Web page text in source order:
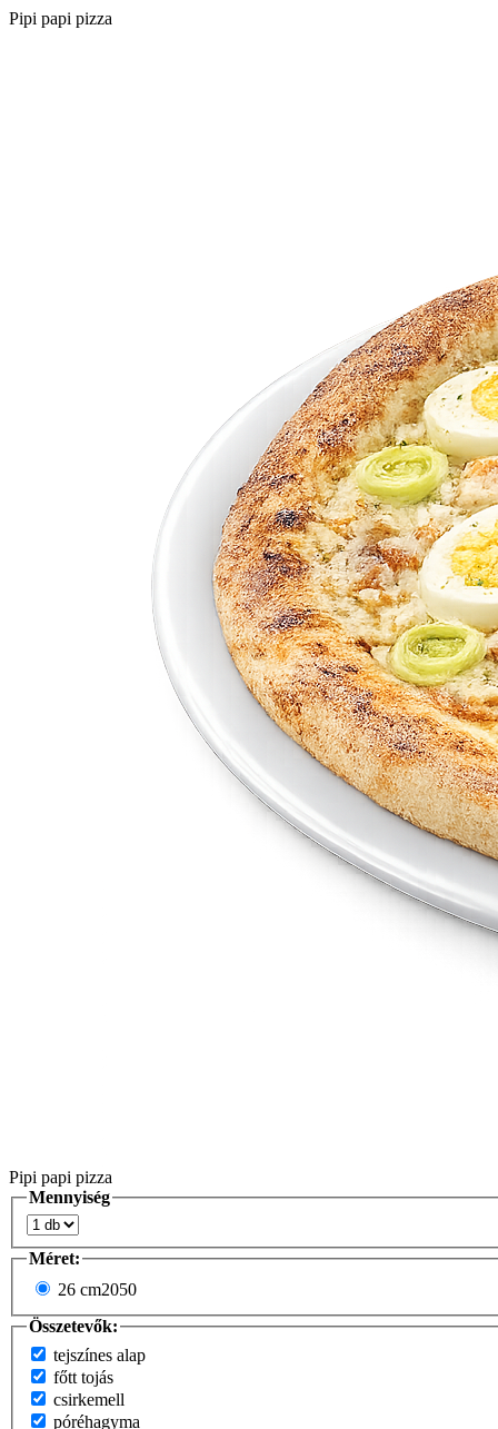
Pipi papi pizza
Pipi papi pizza
Mennyiség
Méret:
26 cm2050
Összetevők:
tejszínes alap
főtt tojás
csirkemell
póréhagyma